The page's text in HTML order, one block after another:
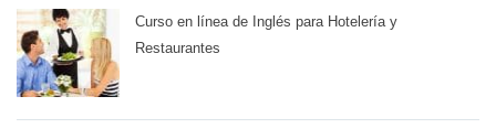
Curso en línea de Inglés para Hotelería y
Restaurantes